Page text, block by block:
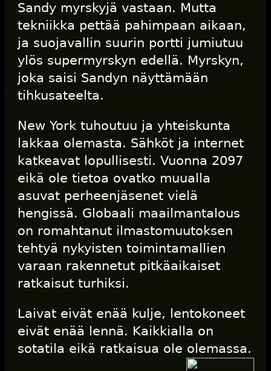
Sandy myrskyjä vastaan. Mutta
tekniikka pettää pahimpaan aikaan,
ja suojavallin suurin portti jumiutuu
ylös supermyrskyn edellä. Myrskyn,
joka saisi Sandyn näyttämään
tihkusateelta.
New York tuhoutuu ja yhteiskunta
lakkaa olemasta. Sähköt ja internet
katkeavat lopullisesti. Vuonna 2097
eikä ole tietoa ovatko muualla
asuvat perheenjäsenet vielä
hengissä. Globaali maailmantalous
on romahtanut ilmastomuutoksen
tehtyä nykyisten toimintamallien
varaan rakennetut pitkäaikaiset
ratkaisut turhiksi.
Laivat eivät enää kulje, lentokoneet
eivät enää lennä. Kaikkialla on
sotatila eikä ratkaisua ole olemassa.